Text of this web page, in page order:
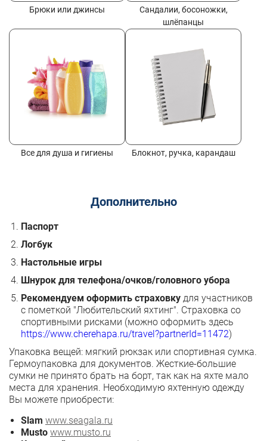
Брюки или джинсы
Сандалии, босоножки,
шлёпанцы
Все для душа и гигиены Блокнот, ручка, карандаш
Дополнительно
Паспорт
Логбук
Настольные игры
Шнурок для телефона/очков/головного убора
Рекомендуем оформить страховку для участников
с пометкой "Любительский яхтинг". Страховка со
спортивными рисками (можно оформить здесь
https://www.cherehapa.ru/travel?partnerId=11472)
Упаковка вещей: мягкий рюкзак или спортивная сумка.
Гермоупаковка для документов. Жесткие-большие
сумки не принято брать на борт, так как на яхте мало
места для хранения. Необходимую яхтенную одежду
Вы можете приобрести:
Slam www.seagala.ru
Musto www.musto.ru